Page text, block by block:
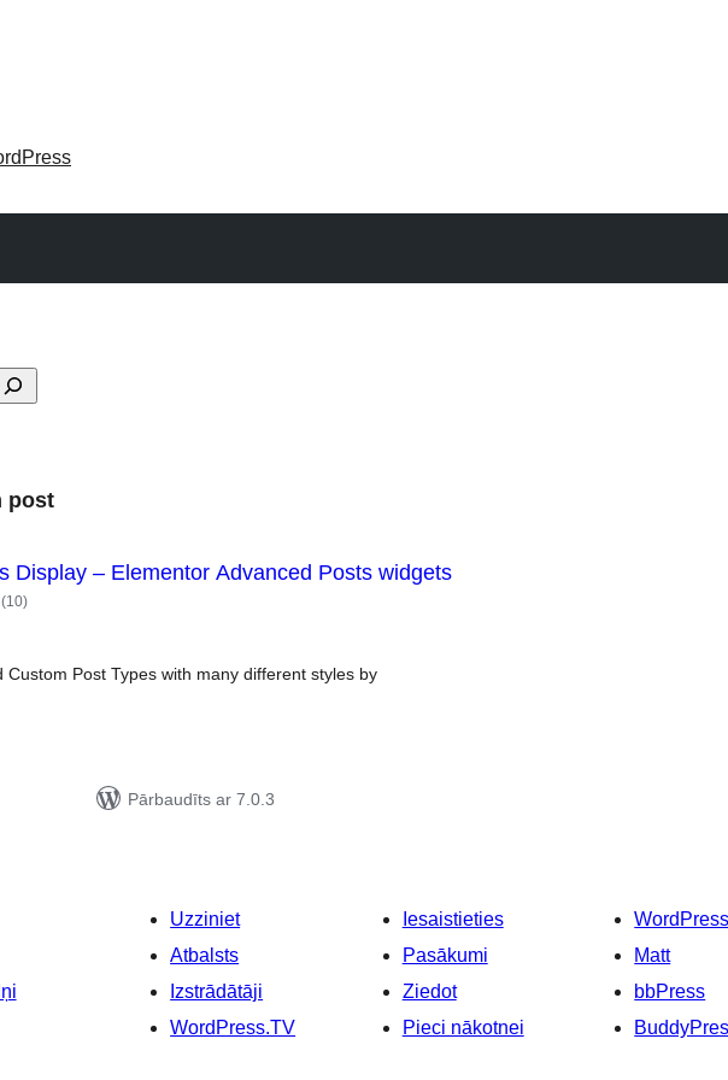
post
Display – Elementor Advanced Posts widgets
(10vērtējumu
kopsumma
)
Post Types with many different styles by
Pārbaudīts ar 7.0.3
Uzziniet
Atbalsts
Izstrādātāji
WordPress.TV
Iesaistieties
Pasākumi
Ziedot
Pieci nākotnei
Matt
bbPress